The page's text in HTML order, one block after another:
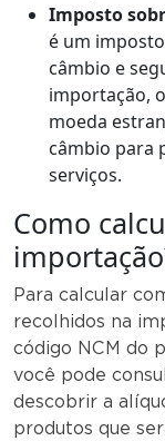
Imposto
é um
câmbio e
importação,
moeda
câmbio para
serviços.
Como
Para calcular
recolhidos na
código NCM do
você pode
descobrir a
produtos que